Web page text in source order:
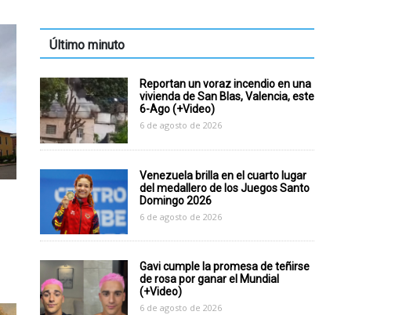
Último minuto
Reportan un voraz incendio en una
vivienda de San Blas, Valencia, este
6-Ago (+Video)
6 de agosto de 2026
Venezuela brilla en el cuarto lugar
del medallero de los Juegos Santo
Domingo 2026
6 de agosto de 2026
Gavi cumple la promesa de teñirse
de rosa por ganar el Mundial
(+Video)
6 de agosto de 2026